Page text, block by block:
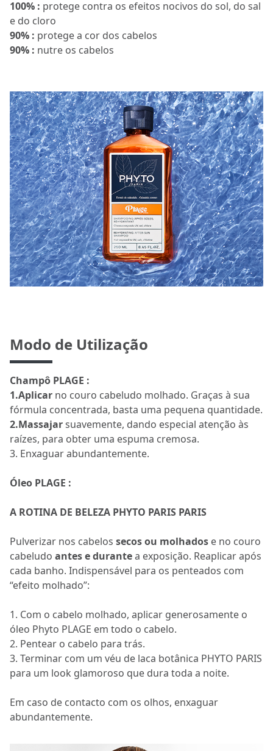
100% : protege contra os efeitos nocivos do sol, do sal
e do cloro
90% : protege a cor dos cabelos
90% : nutre os cabelos
Modo de Utilização
Champô PLAGE :
1.Aplicar no couro cabeludo molhado. Graças à sua
fórmula concentrada, basta uma pequena quantidade.
2.Massajarsuavemente, dando especial atenção às
raízes, para obter uma espuma cremosa.
3. Enxaguar abundantemente.
Óleo PLAGE :
A ROTINA DE BELEZA PHYTO PARIS PARIS
Pulverizar nos cabelos secos ou molhados e no couro
cabeludo antes e durantea exposição. Reaplicar após
cada banho. Indispensável para os penteados com
“efeito molhado”:
1. Com o cabelo molhado, aplicar generosamente o
óleo Phyto PLAGE em todo o cabelo.
2. Pentear o cabelo para trás.
3. Terminar com um véu de laca botânica PHYTO PARIS
para um look glamoroso que dura toda a noite.
Em caso de contacto com os olhos, enxaguar
abundantemente.